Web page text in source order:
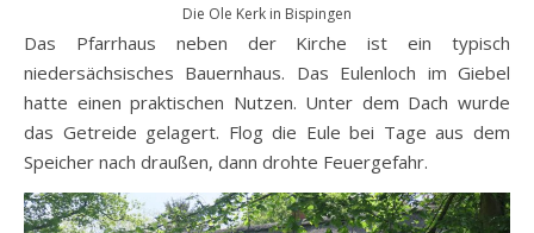
Die Ole Kerk in Bispingen
Das Pfarrhaus neben der Kirche ist ein typisch
niedersächsisches Bauernhaus. Das Eulenloch im Giebel
hatte einen praktischen Nutzen. Unter dem Dach wurde
das Getreide gelagert. Flog die Eule bei Tage aus dem
Speicher nach draußen, dann drohte Feuergefahr.